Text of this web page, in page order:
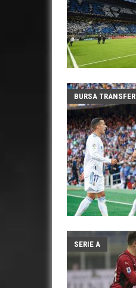
BURSA TRANSFER
SERIE A